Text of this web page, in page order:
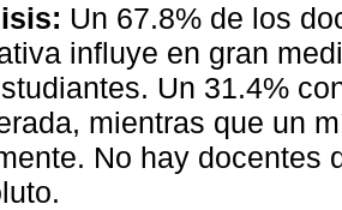
Un 67.8% de los
influye en gran
Un 31.4%
mientras que un
No hay docentes